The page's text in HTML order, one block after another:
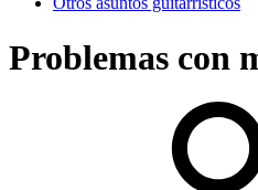
Problemas con